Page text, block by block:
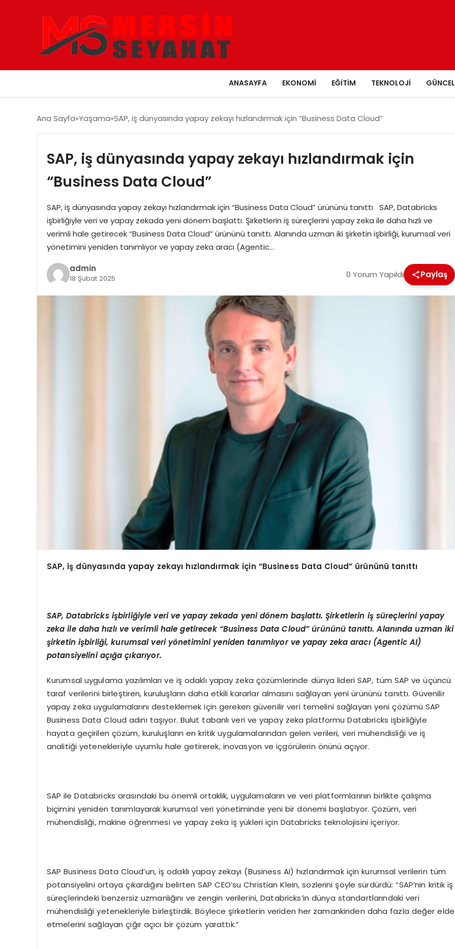
ANASAYFA EKONOMI EĞITIM TEKNOLOJI GÜNCEL
Ana Sayfa Yaşama SAP, iş dünyasında yapay zekayı hızlandırmak için “Business Data Cloud”
SAP, iş dünyasında yapay zekayı hızlandırmak için
“Business Data Cloud”
SAP, iş dünyasında yapay zekayı hızlandırmak için “Business Data Cloud” ürününü tanıttı SAP, Databricks
işbirliğiyle veri ve yapay zekada yeni dönem başlattı. Şirketlerin iş süreçlerini yapay zeka ile daha hızlı ve
verimli hale getirecek “Business Data Cloud” ürününü tanıttı. Alanında uzman iki şirketin işbirliği, kurumsal veri
yönetimini yeniden tanımlıyor ve yapay zeka aracı (Agentic…
admin
18 Şubat 2025 0 Yorum Yapıldı Paylaş
SAP, iş dünyasında yapay zekayı hızlandırmak için “Business Data Cloud” ürününü tanıttı
SAP, Databricks işbirliğiyle veri ve yapay zekada yeni dönem başlattı. Şirketlerin iş süreçlerini yapay
zeka ile daha hızlı ve verimli hale getirecek “Business Data Cloud” ürününütanıttı. Alanında uzman iki
şirketin işbirliği, kurumsal veri yönetimini yeniden tanımlıyor ve yapay zeka aracı (Agentic AI)
potansiyelini açığaçıkarıyor.
Kurumsal uygulama yazılımları ve iş odaklı yapay zeka çözümlerinde dünya lideri SAP, tüm SAP ve üçüncü
taraf verilerini birleştiren, kuruluşların daha etkili kararlar almasını sağlayan yeni ürününü tanıttı. Güvenilir
yapay zeka uygulamalarını desteklemek için gereken güvenilir veri temelini sağlayan yeni çözümü SAP
Business Data Cloud adını taşıyor. Bulut tabanlı veri ve yapay zeka platformu Databricks işbirliğiyle
hayata geçirilen çözüm, kuruluşların en kritik uygulamalarından gelen verileri, veri mühendisliği ve iş
analitiği yetenekleriyle uyumlu hale getirerek, inovasyon ve içgörülerin önünü açıyor.
SAP ile Databricks arasındaki bu önemli ortaklık, uygulamaların ve veri platformlarının birlikte çalışma
biçimini yeniden tanımlayarak kurumsal veri yönetiminde yeni bir dönemi başlatıyor. Çözüm, veri
mühendisliği, makine öğrenmesi ve yapay zeka iş yükleri için Databricks teknolojisini içeriyor.
SAP Business Data Cloud’un, iş odaklı yapay zekayı (Business AI) hızlandırmak için kurumsal verilerin tüm
potansiyelini ortaya çıkardığını belirten SAP CEO’su Christian Klein, sözlerini şöyle sürdürdü: “SAP’nin kritik iş
süreçlerindeki benzersiz uzmanlığını ve zengin verilerini, Databricks’in dünya standartlarındaki veri
mühendisliği yetenekleriyle birleştirdik. Böylece şirketlerin veriden her zamankinden daha fazla değer elde
etmelerini sağlayan çığır açıcı bir çözüm yarattık.”